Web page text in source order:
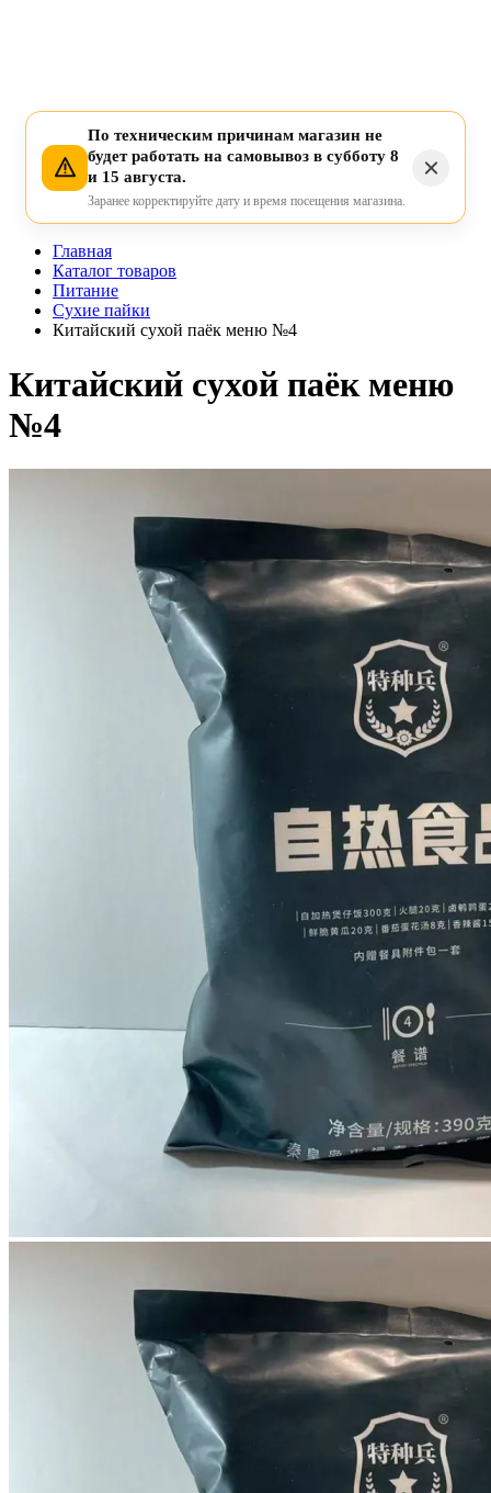
По техническим причинам магазин не
будет работать на самовывоз в субботу 8
и 15 августа.
Заранее корректируйте дату и время посещения магазина.
Главная
Каталог товаров
Питание
Сухие пайки
Китайский сухой паёк меню №4
Китайский сухой паёк меню
№4